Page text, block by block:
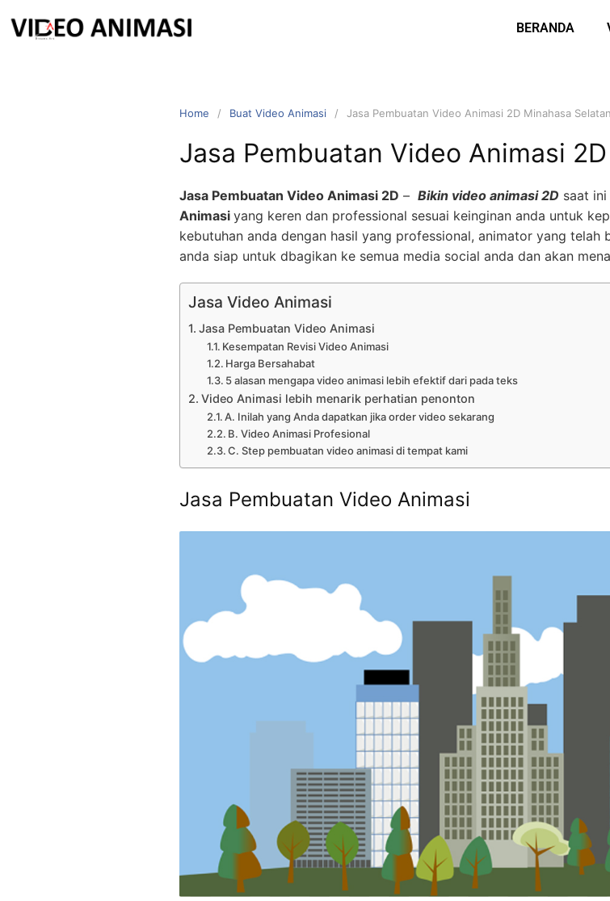
BERANDA
Home Buat Video Animasi Jasa Pembuatan Video Animasi 2D Minahasa Selatan
Jasa Pembuatan Video Animasi
Jasa Pembuatan Video Animasi 2D – Bikin video animasi 2D saat
Animasi yang keren dan professional sesuai keinginan anda untuk
kebutuhan anda dengan hasil yang professional, animator yang
anda siap untuk dbagikan ke semua media social anda dan akan
Jasa Video Animasi
Jasa Pembuatan Video Animasi
Kesempatan Revisi Video Animasi
Harga Bersahabat
5 alasan mengapa video animasi lebih efektif dari pada teks
Video Animasi lebih menarik perhatian penonton
A. Inilah yang Anda dapatkan jika order video sekarang
B. Video Animasi Profesional
C. Step pembuatan video animasi di tempat kami
Jasa Pembuatan Video Animasi